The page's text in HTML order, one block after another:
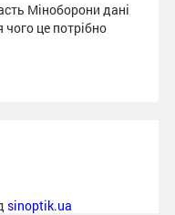
Міноборони дані
чого це потрібно
sinoptik.ua